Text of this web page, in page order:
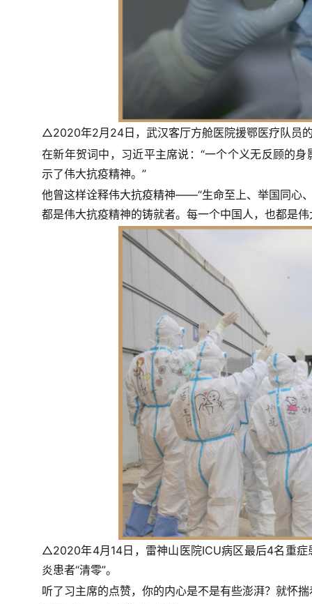
△2020年2月24日，武汉客厅方舱医院援鄂医疗队员
在新年贺词中，习近平主席说：“一个个义无反顾的
示了伟大抗疫精神。”
他曾这样诠释伟大抗疫精神——“生命至上、举国同心
都是伟大抗疫精神的铸就者。每一个中国人，也都是
△2020年4月14日，雷神山医院ICU病区最后4名重症
炎患者“清零”。
听了习主席的点赞，你的内心是不是有些澎湃？就怀